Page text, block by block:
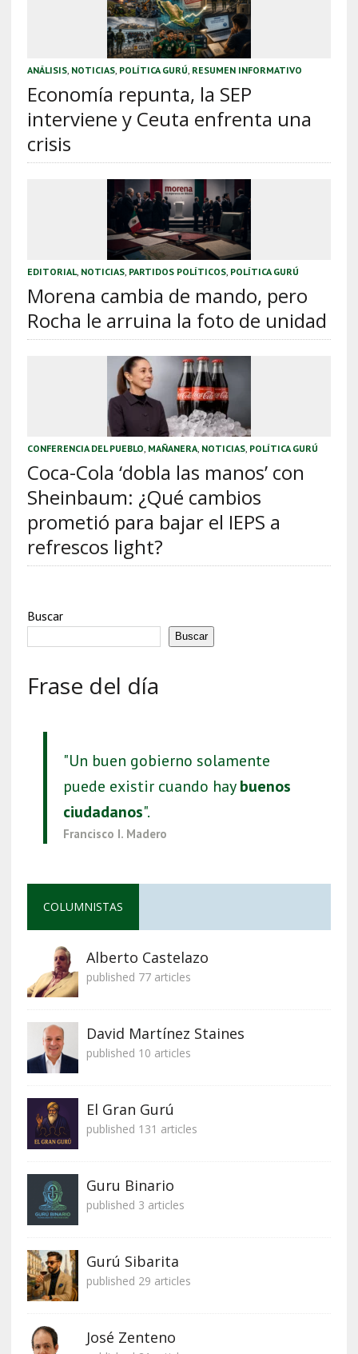
ANÁLISIS, NOTICIAS, POLÍTICA GURÚ RESUMEN INFORMATIVO
Economía repunta, la SEP
interviene y Ceuta enfrenta una
crisis
EDITORIAL, NOTICIAS, PARTIDOS POLÍTICOS, POLÍTICA GURÚ
Morena cambia de mando, pero
Rocha le arruina la foto de unidad
CONFERENCIA DEL PUEBLO MAÑANERA, NOTICIAS, POLÍTICA GURÚ
Coca-Cola ‘dobla las manos’ con
Sheinbaum: ¿Qué cambios
prometió para bajar el IEPS a
refrescos light?
Buscar
Buscar
Frase del día
"Un buen gobierno solamente
puede existir cuando haybuenos
ciudadanos".
Francisco I. Madero
COLUMNISTAS
Alberto Castelazo
published 77 articles
David Martínez Staines
published 10 articles
El Gran Gurú
published 131 articles
Guru Binario
published 3 articles
Gurú Sibarita
published 29 articles
José Zenteno